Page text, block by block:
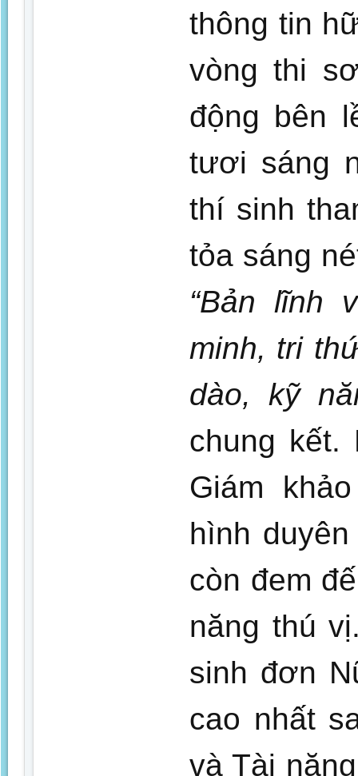
thông tin
vòng thi
động bên
tươi sáng
thí sinh
tỏa sáng
“Bản lĩnh
minh, tri
dào, kỹ
chung kết.
Giám
hình
còn đem
năng thú
sinh đơn
cao nhất
và Tài